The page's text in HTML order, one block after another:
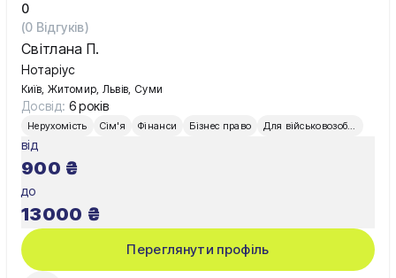
0
(0 Відгуків)
Світлана П.
Нотаріус
Київ, Житомир, Львів, Суми
Досвід: 6 років
Нерухомість Сім'я Фінанси Бізнес право Для військовозобов’язаних
від
900 ₴
до
13000 ₴
Переглянути профіль